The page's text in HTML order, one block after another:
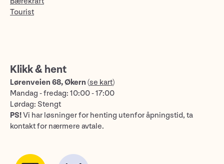
Tourist
Klikk & hent
Lørenveien 68, Økern (se kart)
Mandag - fredag: 10:00 - 17:00
Lørdag: Stengt
PS!Vi har løsninger for henting utenfor åpningstid, ta
kontakt for nærmere avtale.